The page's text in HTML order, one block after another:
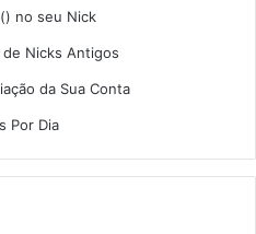
) no seu Nick
Nicks Antigos
da Sua Conta
Por Dia